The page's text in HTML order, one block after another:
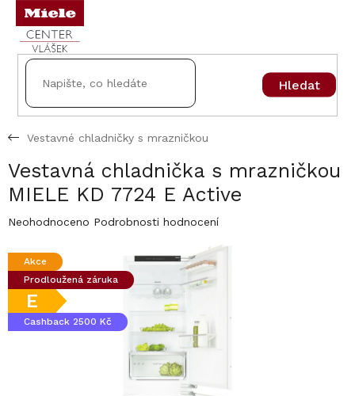
Přejít
obsah
Hledat
Vestavné chladničky s mrazničkou
Vestavná chladnička s mrazničkou
MIELE KD 7724 E Active
Průměrné
produktu
0,0
5
hvězdiček.
Neohodnoceno Podrobnosti hodnocení
Akce
Prodloužená záruka
E
Cashback 2500 Kč